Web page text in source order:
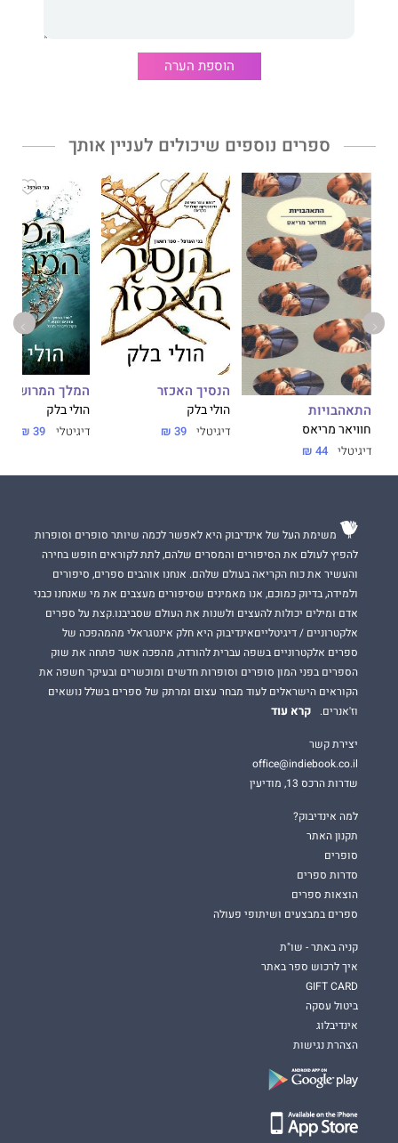
פנטזיה, רומנטיקה ומתח מתלכדים לתוך ספר מהנה וכובש, השלישי
הקצבית והממגנטת.
הוספת הערה
ספרים נוספים שיכולים לעניין אותך
התאהבויות
חוויאר מריאס
דיגיטלי 44 ₪
הנסיך האכזר
הולי בלק
דיגיטלי 39 ₪
המלך המרושע
הולי בלק
דיגיטלי 39 ₪
משימת העל של אינדיבוק היא לאפשר לכמה שיותר סופרים וסופרות
להפיץ לעולם את הסיפורים והמסרים שלהם, לתת לקוראים חופש בחירה
והעשיר את כוח הקריאה בעולם שלהם. אנחנו אוהבים ספרים, סיפורים
ולמידה, בדיוק כמוכם, אנו מאמינים שסיפורים מעצבים את מי שאנחנו כבני
אדם ומילים יכולות להעצים ולשנות את העולם שסביבנו.קצת על ספרים
אלקטרוניים / דיגיטלייםאינדיבוק היא חלק אינטגראלי מהמהפכה של
ספרים אלקטרוניים בשפה עברית להורדה, מהפכה אשר פתחה את שוק
הספרים בפני המון סופרים וסופרות חדשים ומוכשרים ובעיקר חשפה את
הקוראים הישראלים לעוד מבחר עצום ומרתק של ספרים בשלל נושאים
וז'אנרים.
קרא עוד
יצירת קשר
office@indiebook.co.il
שדרות הרכס 13, מודיעין
למה אינדיבוק?
תקנון האתר
סופרים
סדרות ספרים
הוצאות ספרים
ספרים במבצעים ושיתופי פעולה
קניה באתר - שו"ת
איך לרכוש ספר באתר
GIFT CARD
ביטול עסקה
אינדיבלוג
הצהרת נגישות